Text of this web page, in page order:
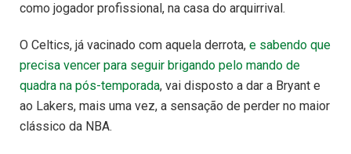
como jogador profissional, na casa do arquirrival.
O Celtics, já vacinado com aquela derrota, e sabendo que
precisa vencer para seguir brigando pelo mando de
quadra na pós-temporada, vai disposto a dar a Bryant e
ao Lakers, mais uma vez, a sensação de perder no maior
clássico da NBA.